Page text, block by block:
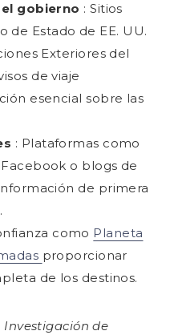
gobierno : Sitios
Estado de EE. UU.
Exteriores del
de viaje
esencial sobre las
: Plataformas como
o blogs de
de primera
como Planeta
proporcionar
de los destinos.
Investigación de